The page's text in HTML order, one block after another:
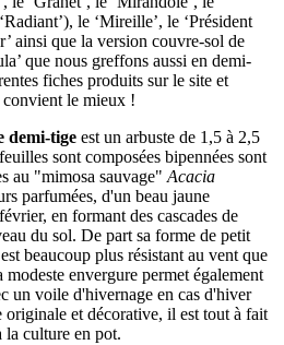
le ‘Mireille’, le ‘Président
ainsi que la version couvre-sol de
que nous greffons aussi en demi-
fiches produits sur le site et
le mieux !
demi-tige est un arbuste de 1,5 à 2,5
sont composées bipennées sont
au "mimosa sauvage" Acacia
parfumées, d'un beau jaune
en formant des cascades de
du sol. De part sa forme de petit
beaucoup plus résistant au vent que
envergure permet également
un voile d'hivernage en cas d'hiver
et décorative, il est tout à fait
la culture en pot.